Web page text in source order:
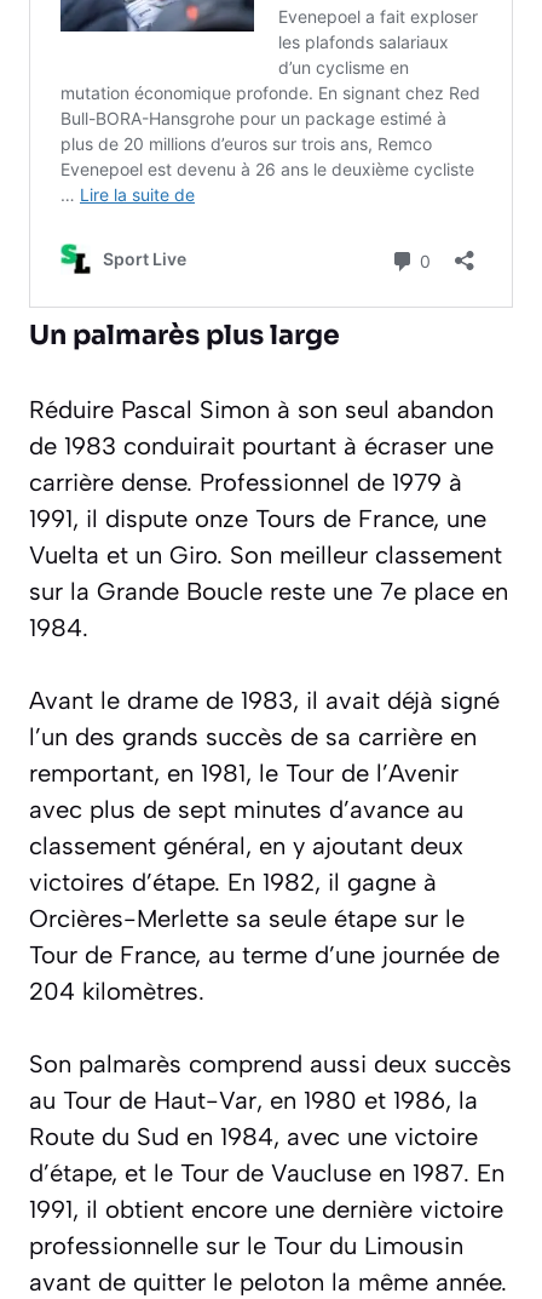
Un palmarès plus large
Réduire Pascal Simon à son seul abandon
de 1983 conduirait pourtant à écraser une
carrière dense. Professionnel de 1979 à
1991, il dispute onze Tours de France, une
Vuelta et un Giro. Son meilleur classement
sur la Grande Boucle reste une 7e place en
1984.
Avant le drame de 1983, il avait déjà signé
l’un des grands succès de sa carrière en
remportant, en 1981, le Tour de l’Avenir
avec plus de sept minutes d’avance au
classement général, en y ajoutant deux
victoires d’étape. En 1982, il gagne à
Orcières-Merlette sa seule étape sur le
Tour de France, au terme d’une journée de
204 kilomètres.
Son palmarès comprend aussi deux succès
au Tour de Haut-Var, en 1980 et 1986, la
Route du Sud en 1984, avec une victoire
d’étape, et le Tour de Vaucluse en 1987. En
1991, il obtient encore une dernière victoire
professionnelle sur le Tour du Limousin
avant de quitter le peloton la même année.